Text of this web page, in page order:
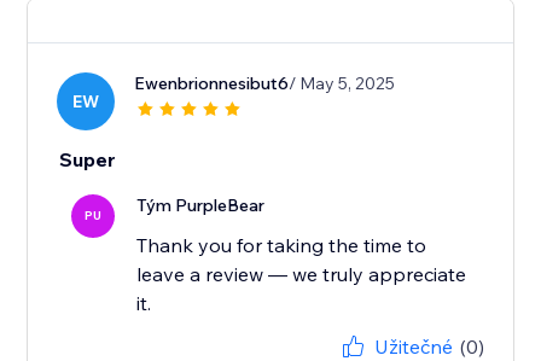
EW
Ewenbrionnesibut6/ May 5, 2025
Super
PU Tým PurpleBear
Thank you for taking the time to
leave a review — we truly appreciate
it.
Užitečné (0)